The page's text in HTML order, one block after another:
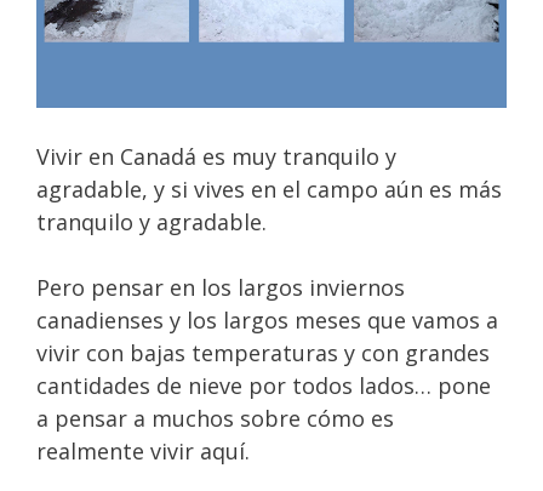
Vivir en Canadá es muy tranquilo y
agradable, y si vives en el campo aún es más
tranquilo y agradable.
Pero pensar en los largos inviernos
canadienses y los largos meses que vamos a
vivir con bajas temperaturas y con grandes
cantidades de nieve por todos lados… pone
a pensar a muchos sobre cómo es
realmente vivir aquí.